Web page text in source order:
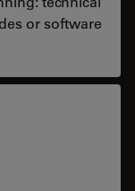
or software